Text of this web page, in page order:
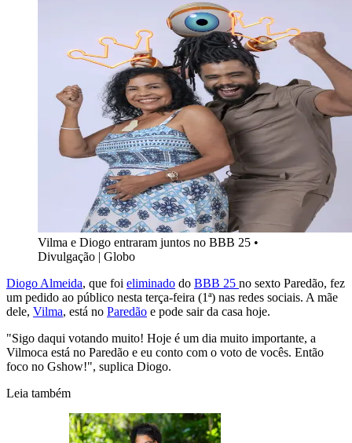
Vilma e Diogo entraram juntos no BBB 25 •
Divulgação | Globo
Diogo Almeida, que foi eliminado do BBB 25 no sexto Paredão, fez
um pedido ao público nesta terça-feira (1ª) nas redes sociais. A mãe
dele, Vilma, está no Paredão e pode sair da casa hoje.
"Sigo daqui votando muito! Hoje é um dia muito importante, a
Vilmoca está no Paredão e eu conto com o voto de vocês. Então
foco no Gshow!", suplica Diogo.
Leia também